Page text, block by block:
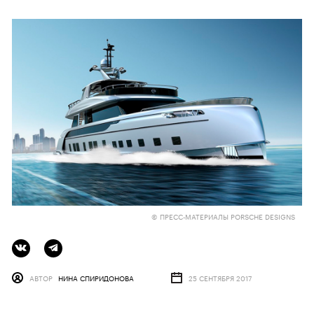
© ПРЕСС-МАТЕРИАЛЫ PORSCHE DESIGNS
АВТОР НИНА СПИРИДОНОВА 25 СЕНТЯБРЯ 2017